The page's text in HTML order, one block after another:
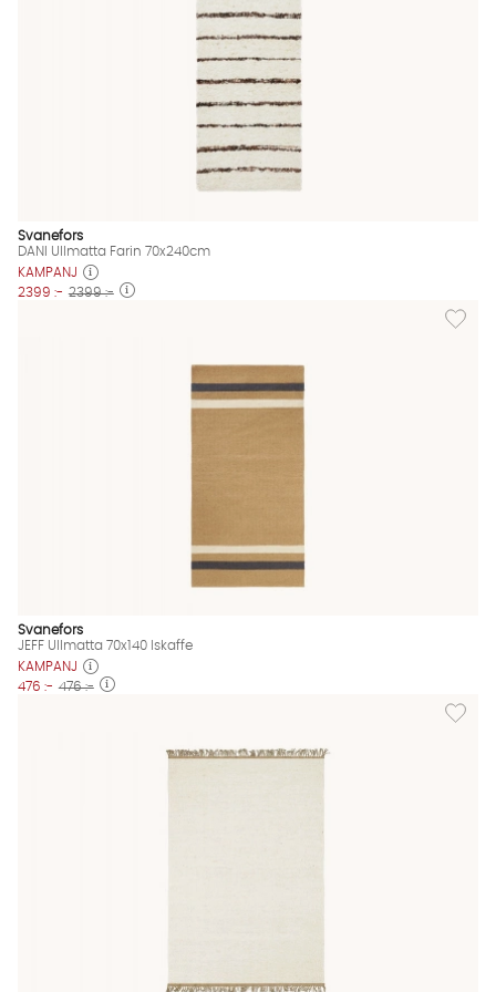
Svanefors
DANI Ullmatta Farin 70x240cm
KAMPANJ
2399 :- 2399 :-
Lägg
Svanefors
JEFF Ullmatta 70x140 Iskaffe
KAMPANJ
476 :- 476 :-
Lägg